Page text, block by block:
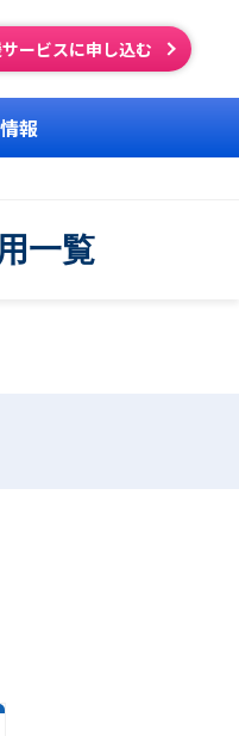
ービスに申し込む
報
一覧